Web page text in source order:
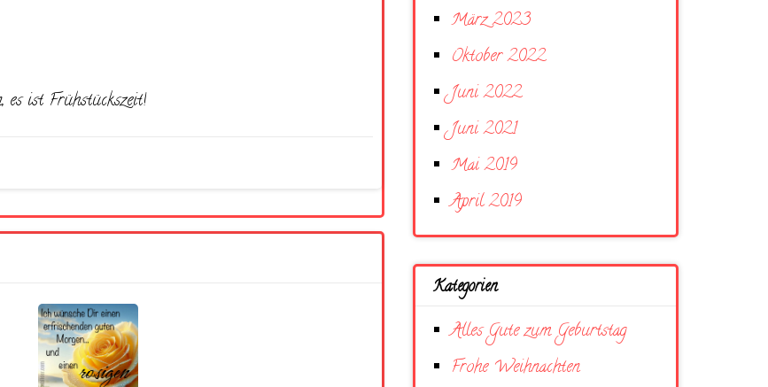
es ist Frühstückszeit!
März 2023
Oktober 2022
Juni 2022
Juni 2021
Mai 2019
April 2019
Kategorien
Alles Gute zum Geburtstag
Frohe Weihnachten